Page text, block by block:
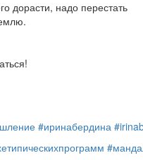
дорасти, надо перестать
#иринабердина